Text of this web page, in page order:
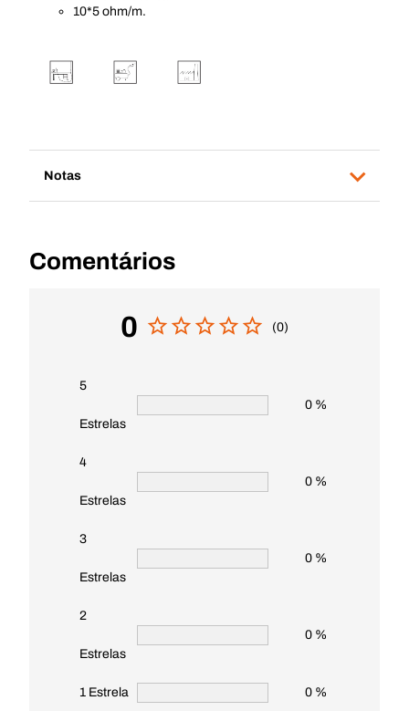
10*5 ohm/m.
Notas
Comentários
0 (0)
5
Estrelas
0 %
4
Estrelas
0 %
3
Estrelas
0 %
2
Estrelas
0 %
1 Estrela 0 %